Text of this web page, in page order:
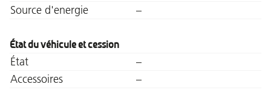
Source d'energie
–
État du véhicule et cession
État
–
Accessoires
–